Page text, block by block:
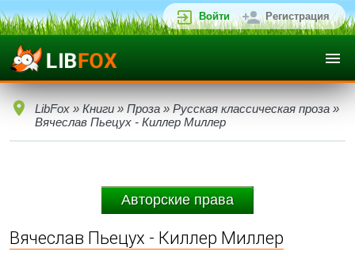
Войти Регистрация
LibFox » Книги » Проза » Русская классическая проза »
Вячеслав Пьецух - Киллер Миллер
Авторские права
Вячеслав Пьецух - Киллер Миллер